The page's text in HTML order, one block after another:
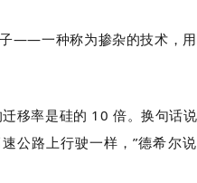
——一种称为掺杂的技术，
移率是硅的 10 倍。换句话
公路上行驶一样，”德希尔